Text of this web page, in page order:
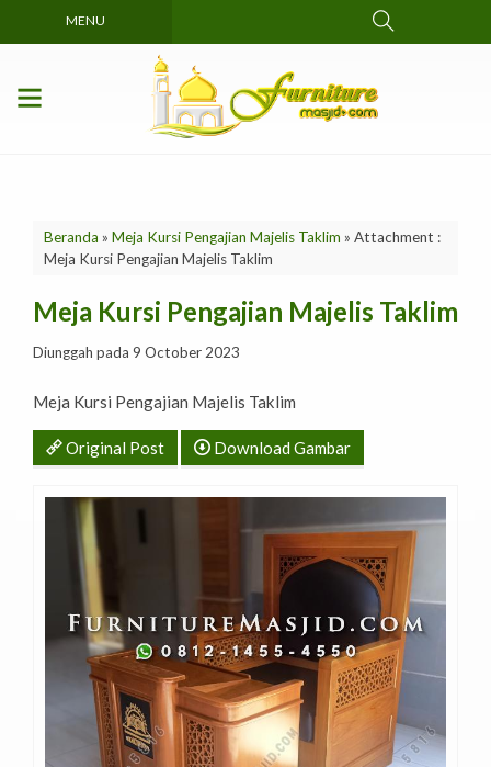
MENU
Beranda » Meja Kursi Pengajian Majelis Taklim » Attachment :
Meja Kursi Pengajian Majelis Taklim
Meja Kursi Pengajian Majelis Taklim
Diunggah pada 9 October 2023
Meja Kursi Pengajian Majelis Taklim
Original Post Download Gambar